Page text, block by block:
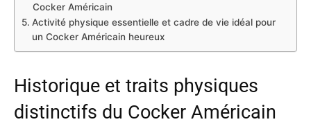
Cocker Américain
Activité physique essentielle et cadre de vie idéal pour
un Cocker Américain heureux
Historique et traits physiques
distinctifs du Cocker Américain